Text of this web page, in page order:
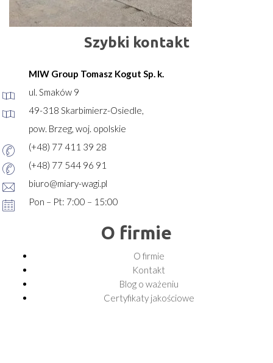
Szybki kontakt
MIW Group Tomasz Kogut Sp. k.
ul. Smaków 9
49-318 Skarbimierz-Osiedle,
pow. Brzeg, woj. opolskie
(+48) 77 411 39 28
(+48) 77 544 96 91
biuro@miary-wagi.pl
Pon – Pt: 7:00 – 15:00
O firmie
O firmie
Kontakt
Blog o ważeniu
Certyfikaty jakościowe